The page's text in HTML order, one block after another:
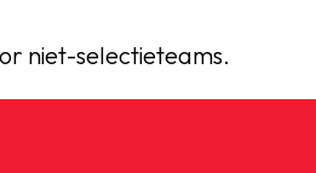
niet-selectieteams.